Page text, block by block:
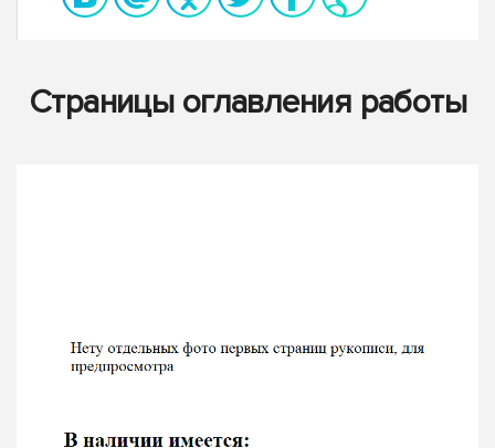
Страницы оглавления работы